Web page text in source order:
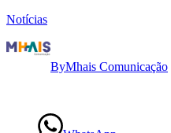
Notícias
Assembleia
tratará
ByMhais Comunicação